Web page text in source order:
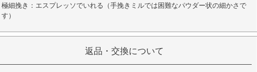
極細挽き：エスプレッソでいれる（手挽きミルでは困難なパウダー状の細かさで
す）
返品・交換について